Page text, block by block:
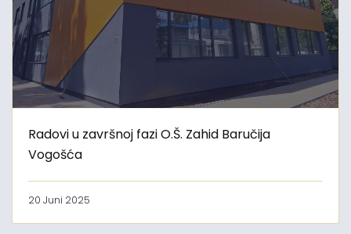
Radovi u završnoj fazi O.Š. Zahid Baručija
Vogošća
20 Juni 2025